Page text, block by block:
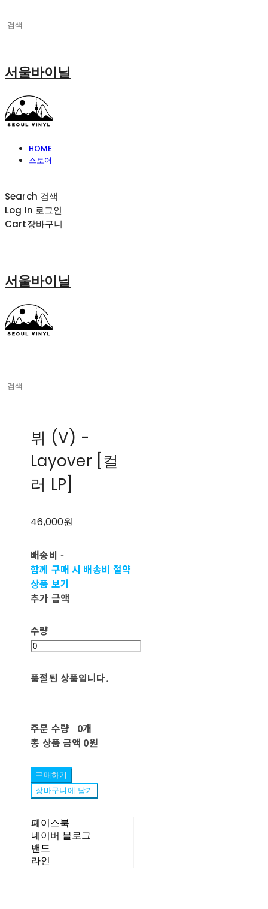
서울바이닐
HOME
스토어
Search 검색
Log In 로그인
Cart장바구니
서울바이닐
뷔 (V) -
Layover [컬
러 LP]
46,000원
배송비 -
함께 구매 시 배송비 절약
상품 보기
추가 금액
수량
품절된 상품입니다.
주문 수량 0개
총 상품 금액 0원
구매하기
장바구니에 담기
페이스북
네이버 블로그
밴드
라인